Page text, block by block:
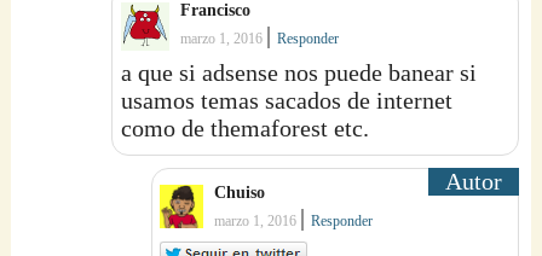
Francisco
marzo 1, 2016 |Responder
a que si adsense nos puede banear si
usamos temas sacados de internet
como de themaforest etc.
Chuiso
marzo 1, 2016 | Responder